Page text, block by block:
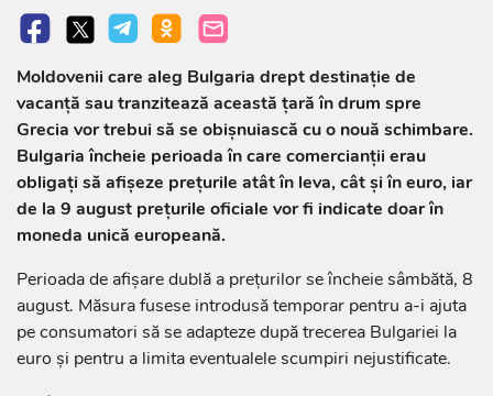
Moldovenii care aleg Bulgaria drept destinație de
vacanță sau tranzitează această țară în drum spre
Grecia vor trebui să se obișnuiască cu o nouă schimbare.
Bulgaria încheie perioada în care comercianții erau
obligați să afișeze prețurile atât în leva, cât și în euro, iar
de la 9 august prețurile oficiale vor fi indicate doar în
moneda unică europeană.
Perioada de afișare dublă a prețurilor se încheie sâmbătă, 8
august. Măsura fusese introdusă temporar pentru a-i ajuta
pe consumatori să se adapteze după trecerea Bulgariei la
euro și pentru a limita eventualele scumpiri nejustificate.